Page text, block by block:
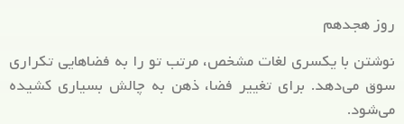
روز هجدهم
نوشتن با یکسری لغات مشخص، مرتب تو را به فضاهایی تکراری
سوق می‌دهد. برای تغییر فضا، ذهن به چالش بسیاری کشیده
می‌شود.